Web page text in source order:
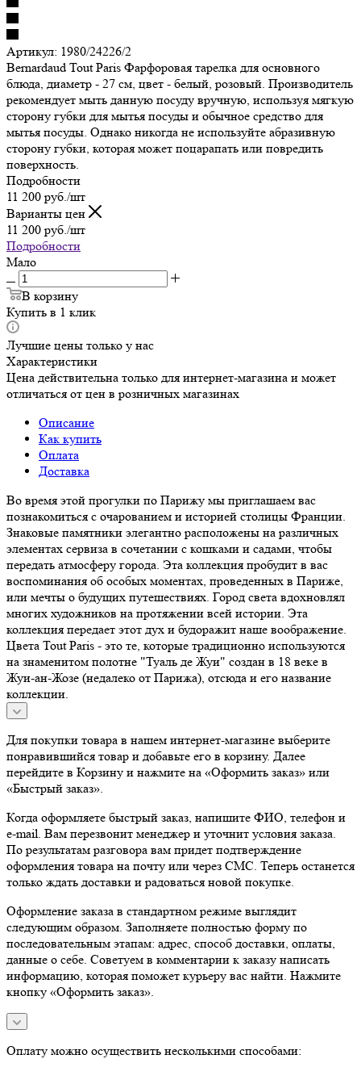
Артикул: 1980/24226/2
Bernardaud Tout Paris Фарфоровая тарелка для основного
блюда, диаметр - 27 см, цвет - белый, розовый. Производитель
рекомендует мыть данную посуду вручную, используя мягкую
сторону губки для мытья посуды и обычное средство для
мытья посуды. Однако никогда не используйте абразивную
сторону губки, которая может поцарапать или повредить
поверхность.
Подробности
11 200 руб. /шт
Варианты цен
11 200 руб. /шт
Подробности
Мало
В корзину
Купить в 1 клик
Лучшие цены только у нас
Характеристики
Цена действительна только для интернет-магазина и может
отличаться от цен в розничных магазинах
Описание
Как купить
Оплата
Доставка
Во время этой прогулки по Парижу мы приглашаем вас
познакомиться с очарованием и историей столицы Франции.
Знаковые памятники элегантно расположены на различных
элементах сервиза в сочетании с кошками и садами, чтобы
передать атмосферу города. Эта коллекция пробудит в вас
воспоминания об особых моментах, проведенных в Париже,
или мечты о будущих путешествиях. Город света вдохновлял
многих художников на протяжении всей истории. Эта
коллекция передает этот дух и будоражит наше воображение.
Цвета Tout Paris - это те, которые традиционно используются
на знаменитом полотне "Туаль де Жуи" создан в 18 веке в
Жуи-ан-Жозе (недалеко от Парижа), отсюда и его название
коллекции.
Для покупки товара в нашем интернет-магазине выберите
понравившийся товар и добавьте его в корзину. Далее
перейдите в Корзину и нажмите на «Оформить заказ» или
«Быстрый заказ».
Когда оформляете быстрый заказ, напишите ФИО, телефон и
e-mail. Вам перезвонит менеджер и уточнит условия заказа.
По результатам разговора вам придет подтверждение
оформления товара на почту или через СМС. Теперь останется
только ждать доставки и радоваться новой покупке.
Оформление заказа в стандартном режиме выглядит
следующим образом. Заполняете полностью форму по
последовательным этапам: адрес, способ доставки, оплаты,
данные о себе. Советуем в комментарии к заказу написать
информацию, которая поможет курьеру вас найти. Нажмите
кнопку «Оформить заказ».
Оплату можно осуществить несколькими способами: